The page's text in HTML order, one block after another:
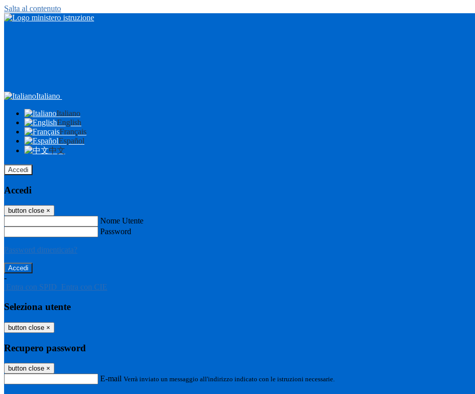
Salta al contenuto
Italiano
Italiano
English
Français
Español
中文
Accedi
Accedi
button close ×
Nome Utente
Password
Password dimenticata?
-
Entra con SPID Entra con CIE
Seleziona utente
button close ×
Recupero password
button close ×
E-mail Verrà inviato un messaggio all'indirizzo indicato con le istruzioni necessarie.